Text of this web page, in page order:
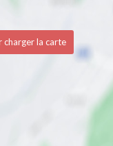
charger la carte